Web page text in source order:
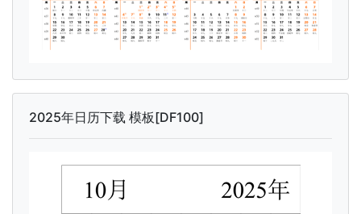
2025年日历下载 模板[DF100]